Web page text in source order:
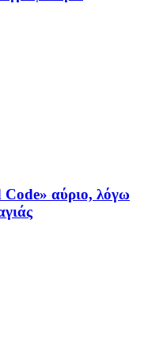
Code» αύριο, λόγω